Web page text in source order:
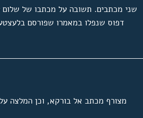
שני מכתבים. תשובה על מכתבו של שלום
דפוס שנפלו במאמרו שפורסם
מצורף מכתב אל בורקא, וכן המלצה